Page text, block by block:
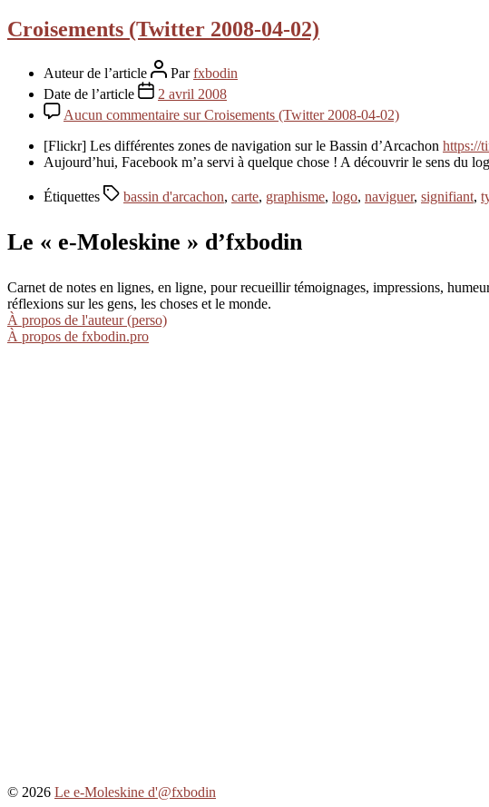
Croisements (Twitter 2008-04-02)
Auteur de l’article Parfxbodin
Date de l’article
2 avril 2008
Aucun commentaire sur Croisements (Twitter 2008-04-02)
[Flickr] Les différentes zones de navigation sur le Bassin d’Arcachon https://
Aujourd’hui, Facebook m’a servi à quelque chose ! A découvrir le sens du
Étiquettes bassin d'arcachon, carte, graphisme, logo, naviguer, signifiant,
Le « e-Moleskine » d’fxbodin
Carnet de notes en lignes, en ligne, pour recueillir témoignages, impressions,
réflexions sur les gens, les choses et le monde.
À propos de l'auteur (perso)
À propos de fxbodin.pro
© 2026 Le e-Moleskine d'@fxbodin